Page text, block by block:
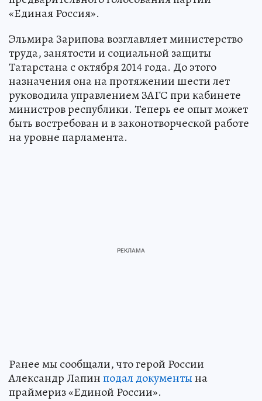
«Единая Россия».
Эльмира Зарипова возглавляет министерство
труда, занятости и социальной защиты
Татарстана с октября 2014 года. До этого
назначения она на протяжении шести лет
руководила управлением ЗАГС при кабинете
министров республики. Теперь ее опыт может
быть востребован и в законотворческой работе
на уровне парламента.
Ранее мы сообщали, что герой России
Александр Лапинподал документына
праймериз «Единой России».